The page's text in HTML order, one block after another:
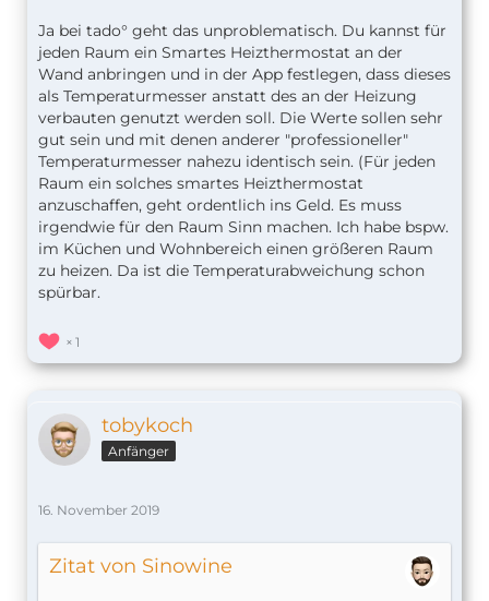
Ja bei tado° geht das unproblematisch. Du kannst für
jeden Raum ein Smartes Heizthermostat an der
Wand anbringen und in der App festlegen, dass dieses
als Temperaturmesser anstatt des an der Heizung
verbauten genutzt werden soll. Die Werte sollen sehr
gut sein und mit denen anderer "professioneller"
Temperaturmesser nahezu identisch sein. (Für jeden
Raum ein solches smartes Heizthermostat
anzuschaffen, geht ordentlich ins Geld. Es muss
irgendwie für den Raum Sinn machen. Ich habe bspw.
im Küchen und Wohnbereich einen größeren Raum
zu heizen. Da ist die Temperaturabweichung schon
spürbar.
1
tobykoch
Anfänger
16. November 2019
Zitat von Sinowine